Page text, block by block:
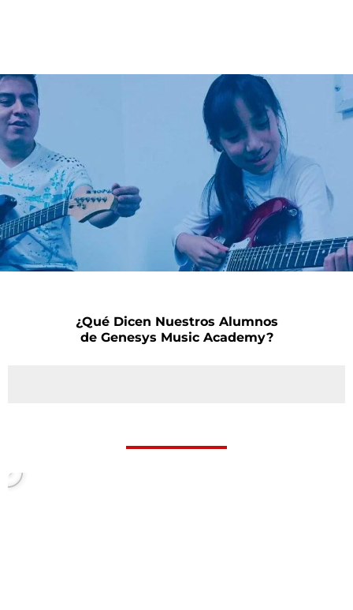
¿Qué Dicen Nuestros Alumnos
de Genesys Music Academy?